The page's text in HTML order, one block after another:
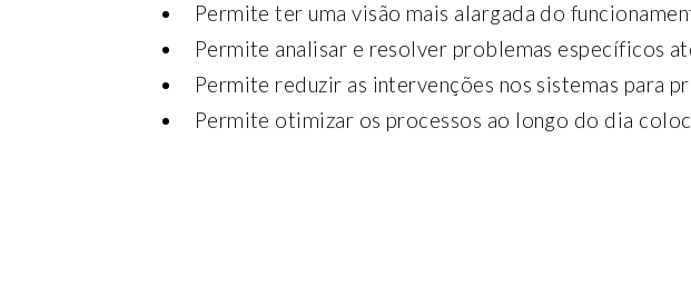
Permite ter uma visão mais alargada do
Permite analisar e resolver problemas específicos
Permite reduzir as intervenções nos sistemas para
Permite otimizar os processos ao longo do dia